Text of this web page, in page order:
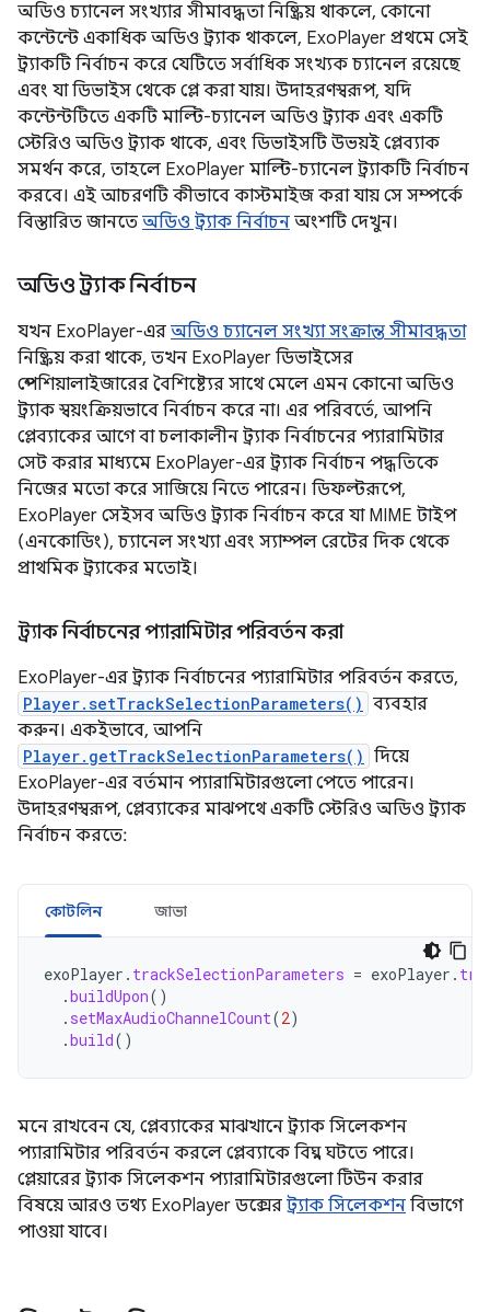
অডিও চ্যানেল সংখ্যার সীমাবদ্ধতা নিষ্ক্রিয় থাকলে, কোনো
কন্টেন্টে একাধিক অডিও ট্র্যাক থাকলে, ExoPlayer প্রথমে সেই
ট্র্যাকটি নির্বাচন করে যেটিতে সর্বাধিক সংখ্যক চ্যানেল রয়েছে
এবং যা ডিভাইস থেকে প্লে করা যায়। উদাহরণস্বরূপ, যদি
কন্টেন্টটিতে একটি মাল্টি-চ্যানেল অডিও ট্র্যাক এবং একটি
স্টেরিও অডিও ট্র্যাক থাকে, এবং ডিভাইসটি উভয়ই প্লেব্যাক
সমর্থন করে, তাহলে ExoPlayer মাল্টি-চ্যানেল ট্র্যাকটি নির্বাচন
করবে। এই আচরণটি কীভাবে কাস্টমাইজ করা যায় সে সম্পর্কে
বিস্তারিত জানতে অডিও ট্র্যাক নির্বাচন অংশটি দেখুন।
অডিও ট্র্যাক নির্বাচন
যখন ExoPlayer-এর অডিও চ্যানেল সংখ্যা সংক্রান্ত সীমাবদ্ধতা
নিষ্ক্রিয় করা থাকে, তখন ExoPlayer ডিভাইসের
স্পেশিয়ালাইজারের বৈশিষ্ট্যের সাথে মেলে এমন কোনো অডিও
ট্র্যাক স্বয়ংক্রিয়ভাবে নির্বাচন করে না। এর পরিবর্তে, আপনি
প্লেব্যাকের আগে বা চলাকালীন ট্র্যাক নির্বাচনের প্যারামিটার
সেট করার মাধ্যমে ExoPlayer-এর ট্র্যাক নির্বাচন পদ্ধতিকে
নিজের মতো করে সাজিয়ে নিতে পারেন। ডিফল্টরূপে,
ExoPlayer সেইসব অডিও ট্র্যাক নির্বাচন করে যা MIME টাইপ
(এনকোডিং), চ্যানেল সংখ্যা এবং স্যাম্পল রেটের দিক থেকে
প্রাথমিক ট্র্যাকের মতোই।
ট্র্যাক নির্বাচনের প্যারামিটার পরিবর্তন করা
ExoPlayer-এর ট্র্যাক নির্বাচনের প্যারামিটার পরিবর্তন করতে,
Player.setTrackSelectionParameters() ব্যবহার
করুন। একইভাবে, আপনি
Player.getTrackSelectionParameters() দিয়ে
ExoPlayer-এর বর্তমান প্যারামিটারগুলো পেতে পারেন।
উদাহরণস্বরূপ, প্লেব্যাকের মাঝপথে একটি স্টেরিও অডিও ট্র্যাক
নির্বাচন করতে:
কোটলিন জাভা
exoPlayer . trackSelectionParameters = exoPlayer .
.buildUpon()
. setMaxAudioChannelCount(2)
.build()
মনে রাখবেন যে, প্লেব্যাকের মাঝখানে ট্র্যাক সিলেকশন
প্যারামিটার পরিবর্তন করলে প্লেব্যাকে বিঘ্ন ঘটতে পারে।
প্লেয়ারের ট্র্যাক সিলেকশন প্যারামিটারগুলো টিউন করার
বিষয়ে আরও তথ্য ExoPlayer ডক্সের ট্র্যাক সিলেকশন বিভাগে
পাওয়া যাবে।